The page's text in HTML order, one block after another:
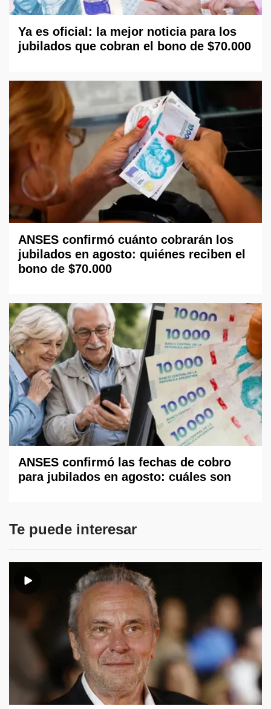
Ya es oficial: la mejor noticia para los
jubilados que cobran el bono de $70.000
ANSES confirmó cuánto cobrarán los
jubilados en agosto: quiénes reciben el
bono de $70.000
ANSES confirmó las fechas de cobro
para jubilados en agosto: cuáles son
Te puede interesar